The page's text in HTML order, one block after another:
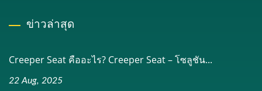
ข่าวล่าสุด
Creeper Seat คืออะไร? Creeper Seat – โซลูชัน...
22 Aug, 2025